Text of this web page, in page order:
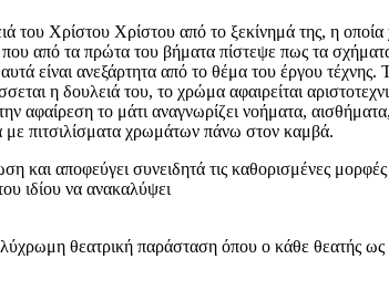
του Χρίστου Χρίστου από το ξεκίνημά της, η οποία
από τα πρώτα του βήματα πίστεψε πως τα
είναι ανεξάρτητα από το θέμα του έργου
η δουλειά του, το χρώμα αφαιρείται
αφαίρεση το μάτι αναγνωρίζει νοήματα,
πιτσιλίσματα χρωμάτων πάνω στον καμβά.
και αποφεύγει συνειδητά τις καθορισμένες
ιδίου να ανακαλύψει
θεατρική παράσταση όπου ο κάθε θεατής ως